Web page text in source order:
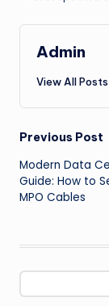
Admin
View All Posts
Post
Previous Post
Modern Data
Guide: How to
MPO Cables